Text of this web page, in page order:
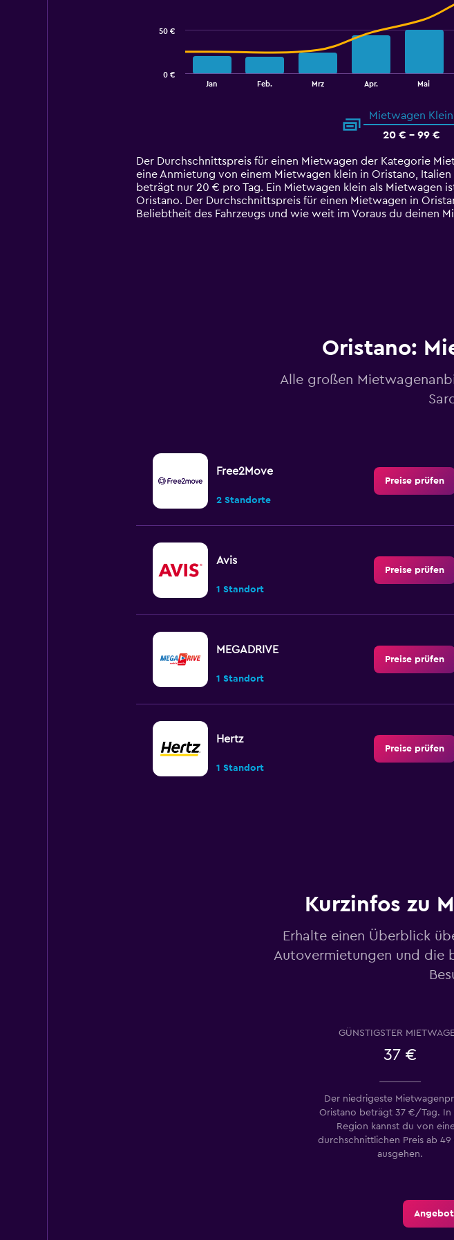
14
categories.
The
chart
has
Jan Feb. Mrz Apr. Mai
0 €
50 €
Mietwagen Klein
20 € - 99 €
Der Durchschnittspreis für einen Mietwagen der Kategorie
eine Anmietung von einem Mietwagen klein in Oristano,
beträgt nur 20 € pro Tag. Ein Mietwagen klein als Mietwagen
Oristano. Der Durchschnittspreis für einen Mietwagen in
Beliebtheit des Fahrzeugs und wie weit im Voraus du deinen
Oristano:
Alle großen
Free2Move
2 Standorte
Preise prüfen
Avis
1 Standort
Preise prüfen
MEGADRIVE
1 Standort
Preise prüfen
Hertz
1 Standort
Preise prüfen
Preise prüfen
Kurzinfos zu
Erhalte einen Überblick
Autovermietungen und die
GÜNSTIGSTER
37 €
Der niedrigeste
Oristano beträgt 37 €/Tag. In
Region kannst du von
durchschnittlichen Preis ab
ausgehen.